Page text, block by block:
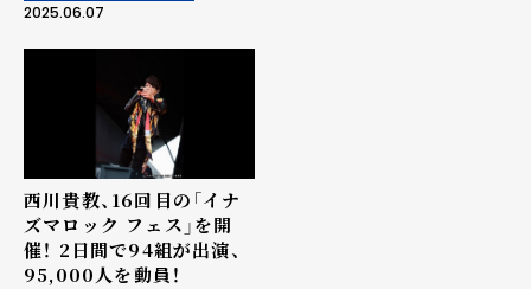
2025.06.07
西川貴教、16回目の「イナ
ズマロック フェス」を開
催！ 2日間で94組が出演、
95,000人を動員！